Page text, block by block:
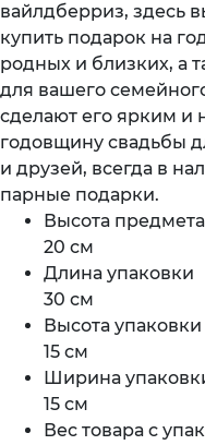
вайлдберриз, здесь
купить подарок на
родных и близких, а
для вашего
сделают его ярким
годовщину свадьбы
и друзей, всегда в
парные подарки.
Высота предмета
20 см
Длина упаковки
30 см
Высота упаковки
15 см
Ширина
15 см
Вес товара с